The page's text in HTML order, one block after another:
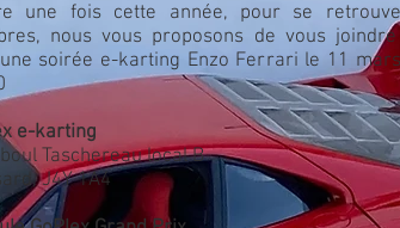
une fois cette année, pour se
nous vous proposons de vous
soirée e-karting Enzo Ferrari le 11
e-karting
Taschereau local B
J4Y 1A4